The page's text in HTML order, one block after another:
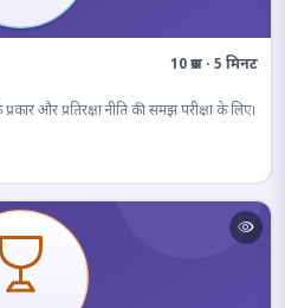
10 प्रश्न · 5 मिनट
और प्रतिरक्षा नीति की समझ परीक्षा के लिए।